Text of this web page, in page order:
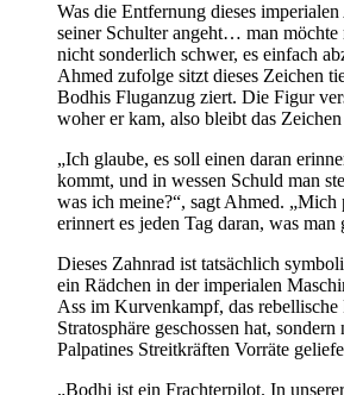
Was die Entfernung dieses
seiner Schulter angeht… man möchte
nicht sonderlich schwer, es einfach
Ahmed zufolge sitzt dieses Zeichen
Bodhis Fluganzug ziert. Die Figur
woher er kam, also bleibt das
„Ich glaube, es soll einen daran
kommt, und in wessen Schuld man
was ich meine?“, sagt Ahmed. „Mich
erinnert es jeden Tag daran, was man
Dieses Zahnrad ist tatsächlich
ein Rädchen in der imperialen
Ass im Kurvenkampf, das rebellische
Stratosphäre geschossen hat,
Palpatines Streitkräften Vorräte
„Bodhi ist ein Frachterpilot. In